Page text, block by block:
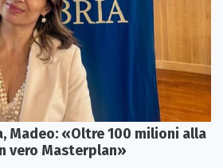
Madeo: «Oltre 100 milioni alla
vero Masterplan»